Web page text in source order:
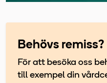
Behövs remiss?
För att besöka oss
till exempel din